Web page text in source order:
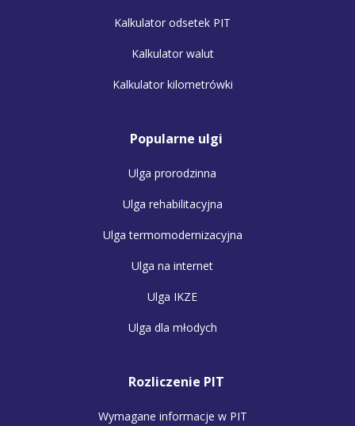
Kalkulator odsetek PIT
Kalkulator walut
Kalkulator kilometrówki
Popularne ulgi
Ulga prorodzinna
Ulga rehabilitacyjna
Ulga termomodernizacyjna
Ulga na internet
Ulga IKZE
Ulga dla młodych
Rozliczenie PIT
Wymagane informacje w PIT